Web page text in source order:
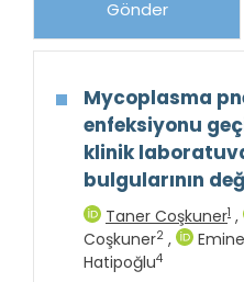
Gönder
Mycoplasma
enfeksiyonu
klinik
bulgularının
Taner Coşkuner1 ,
Coşkuner2 ,
Hatipoğlu4